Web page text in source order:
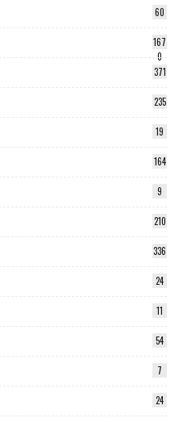
60
167
0
371
235
19
164
9
210
336
24
11
54
7
24